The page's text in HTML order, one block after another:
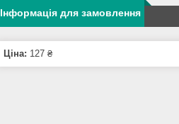
Інформація для замовлення
Ціна: 127 ₴